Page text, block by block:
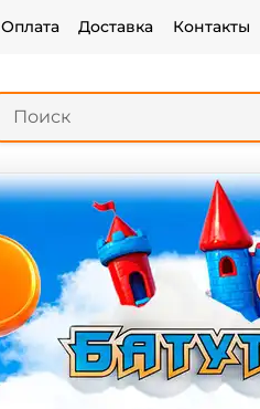
Оплата Доставка Контакты